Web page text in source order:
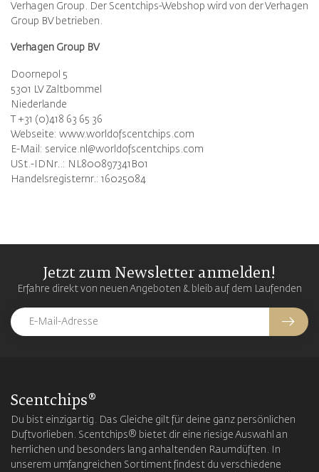
Verhagen Group. Der Scentchips-Webshop wird von der Verhagen
Group BV betrieben.
Verhagen Group BV
Doornepol 5
5301 LV Zaltbommel
Niederlande
T +31 (0)418 63 65 36
Webseite: www.worldofscentchips.com
E-Mail: service.nl@worldofscentchips.com
USt.-IDNr..: NL800897341B01
Handelsregisternr.: 16025084
Jetzt zum Newsletter anmelden!
Erfahre direkt von neuen Angeboten & bleib auf dem Laufenden
Scentchips®
Du bist einzigartig. Das Gleiche gilt für deine ganz persönlichen
Duftvorlieben. Scentchips® bietet dir eine riesige Auswahl an
herrlichen und besonders lang anhaltenden Raumdüften. In
unserem umfangreichen Sortiment findest du verschiedene